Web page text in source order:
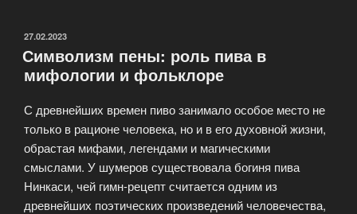
ОПУБЛИКОВАНО
27.02.2023
Символизм пены: роль пива в
мифологии и фольклоре
С древнейших времен пиво занимало особое место не
только в рационе человека, но и в его духовной жизни,
обрастая мифами, легендами и магическими
смыслами. У шумеров существовала богиня пива
Нинкаси, чей гимн-рецепт считается одним из
древнейших поэтических произведений человечества,